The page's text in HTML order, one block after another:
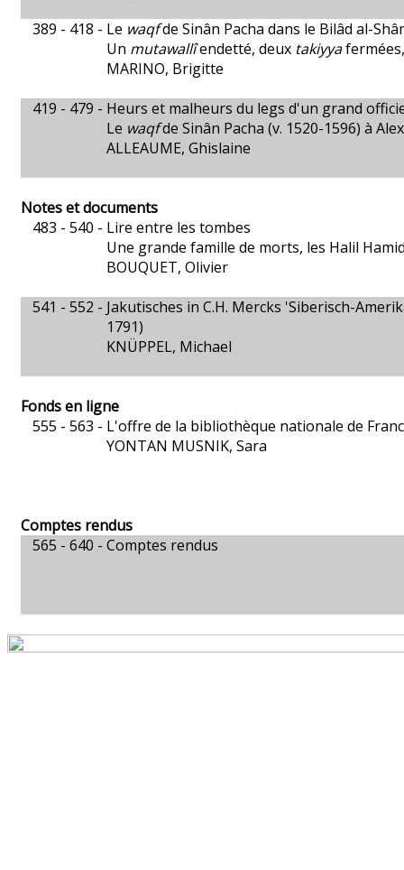
389 - 418 - Le waqfde Sinân Pacha dans le Bilâd al-
Un mutawallîendetté, deux takiyya
MARINO, Brigitte
419 - 479 - Heurs et malheurs du legs d'un grand
Le waqfde Sinân Pacha (v. 1520-1596) à
ALLEAUME, Ghislaine
Notes et documents
483 - 540 - Lire entre les tombes
Une grande famille de morts, les Halil
BOUQUET, Olivier
541 - 552 - Jakutisches in C.H. Mercks 'Siberisch-
1791)
KNÜPPEL, Michael
Fonds en ligne
555 - 563 - L'offre de la bibliothèque nationale de
YONTAN MUSNIK, Sara
Comptes rendus
565 - 640 - Comptes rendus